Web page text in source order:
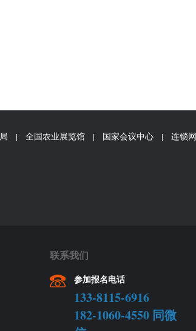
| 全国农业展览馆 | 国家会议中心 | 连锁网
联系我们
参加报名电话
133-8115-6916
182-1060-4550 同微